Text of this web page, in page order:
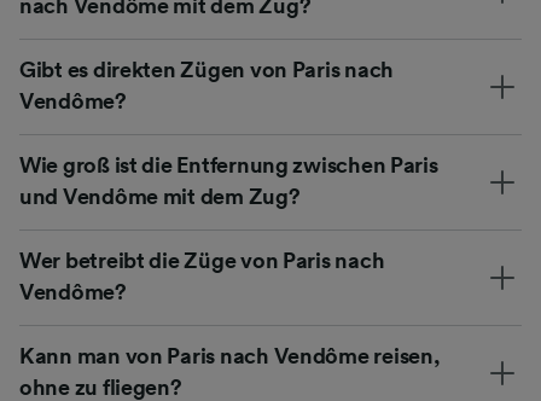
nach Vendôme mit dem Zug?
Gibt es direkten Zügen von Paris nach
Vendôme?
Wie groß ist die Entfernung zwischen Paris
und Vendôme mit dem Zug?
Wer betreibt die Züge von Paris nach
Vendôme?
Kann man von Paris nach Vendôme reisen,
ohne zu fliegen?